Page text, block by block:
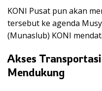
KONI Pusat pun akan
tersebut ke agenda
(Munaslub) KONI
Akses
Mendukung